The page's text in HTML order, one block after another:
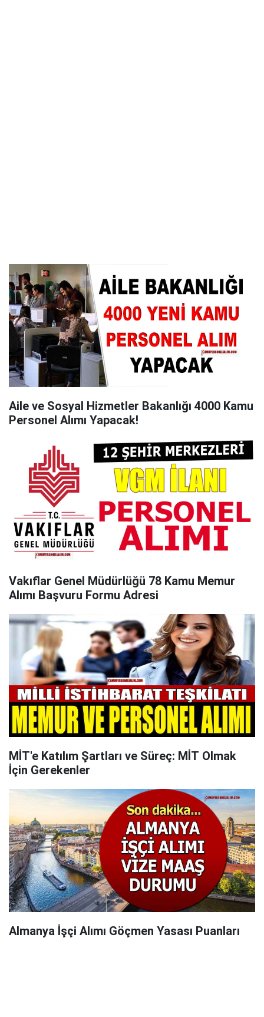
Aile ve Sosyal Hizmetler Bakanlığı 4000 Kamu
Personel Alımı Yapacak!
Vakıflar Genel Müdürlüğü 78 Kamu Memur
Alımı Başvuru Formu Adresi
MİT'e Katılım Şartları ve Süreç: MİT Olmak
İçin Gerekenler
Almanya İşçi Alımı Göçmen Yasası Puanları